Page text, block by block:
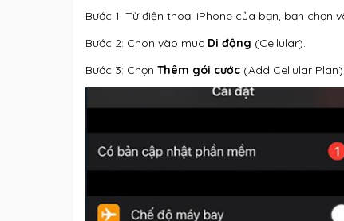
Bước 1: Từ điện thoại iPhone của bạn, bạn chọn
Bước 2: Chon vào mục Di động (Cellular).
Bước 3: Chọn Thêm gói cước (Add Cellular Plan).